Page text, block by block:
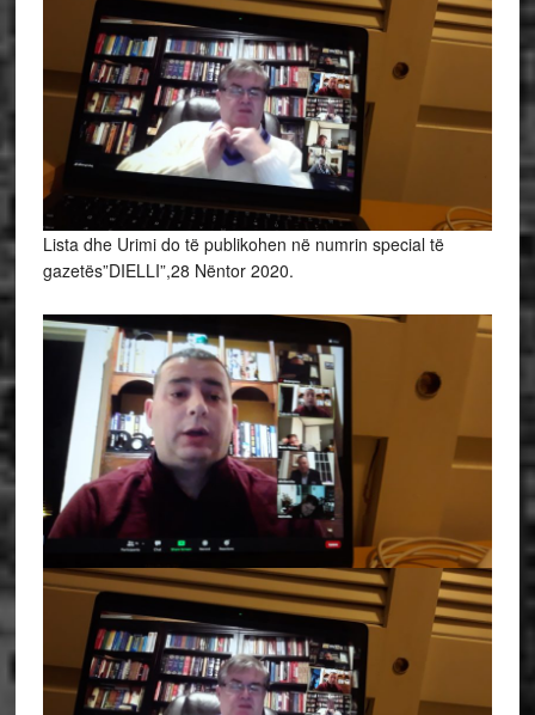
Lista dhe Urimi do të publikohen në numrin special të
gazetës”DIELLI”,28 Nëntor 2020.